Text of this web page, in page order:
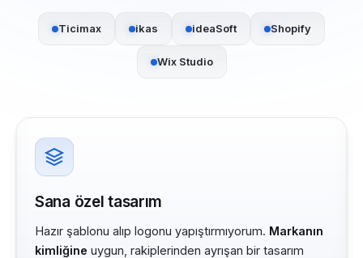
Ticimax ikas ideaSoft Shopify
Wix Studio
Sana özel tasarım
Hazır şablonu alıp logonu yapıştırmıyorum. Markanın
kimliğine uygun, rakiplerinden ayrışan bir tasarım